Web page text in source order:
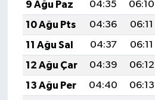
9 Ağu Paz
04:35 06:10
10 Ağu Pts
04:36 06:11
11 Ağu Sal
04:37 06:11
12 Ağu Çar
04:39 06:12
13 Ağu Per
04:40 06:13